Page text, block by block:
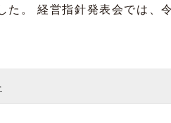
。 経営指針発表会では、